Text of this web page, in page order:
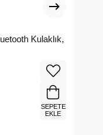
Kulaklık,
SEPETE
EKLE